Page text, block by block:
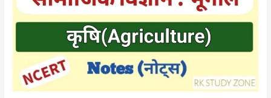
Krishi
Class
Notes
Hindi
|